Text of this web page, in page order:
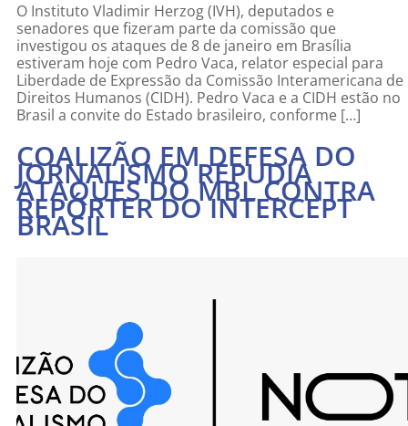
O Instituto Vladimir Herzog (IVH), deputados e
senadores que fizeram parte da comissão que
investigou os ataques de 8 de janeiro em Brasília
estiveram hoje com Pedro Vaca, relator especial para
Liberdade de Expressão da Comissão Interamericana de
Direitos Humanos (CIDH). Pedro Vaca e a CIDH estão no
Brasil a convite do Estado brasileiro, conforme […]
COALIZÃO EM DEFESA DO
JORNALISMO REPUDIA
ATAQUES DO MBL CONTRA
REPÓRTER DO INTERCEPT
BRASIL